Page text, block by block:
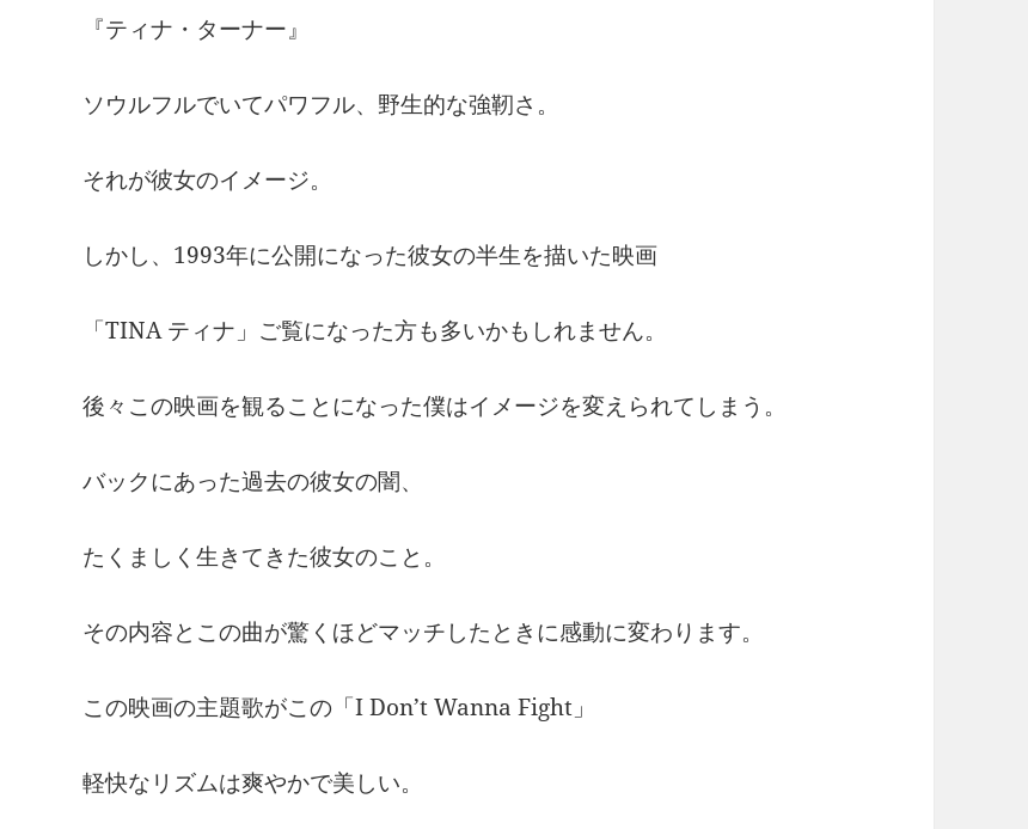
『ティナ・ターナー』
ソウルフルでいてパワフル、野生的な強靭さ。
それが彼女のイメージ。
しかし、1993年に公開になった彼女の半生を描いた映画
「TINA ティナ」ご覧になった方も多いかもしれません。
後々この映画を観ることになった僕はイメージを変えられてしまう。
バックにあった過去の彼女の闇、
たくましく生きてきた彼女のこと。
その内容とこの曲が驚くほどマッチしたときに感動に変わります。
この映画の主題歌がこの「I Don’t Wanna Fight」
軽快なリズムは爽やかで美しい。